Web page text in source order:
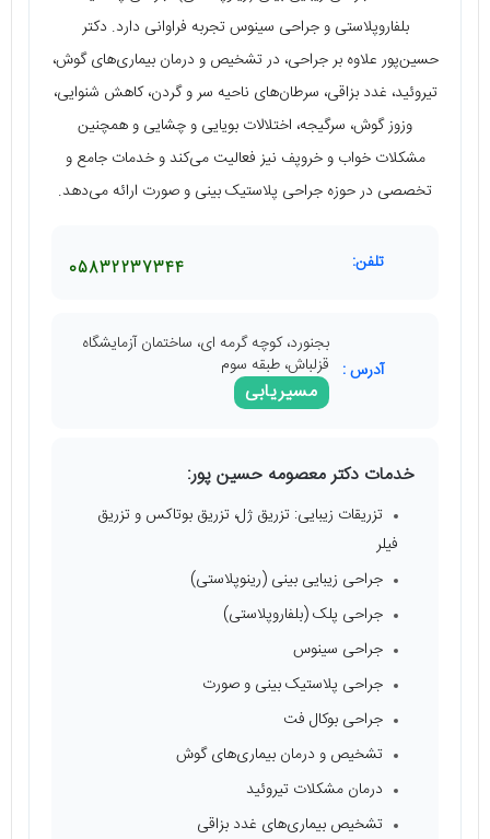
بلفاروپلاستی و جراحی سینوس تجربه فراوانی دارد. دکتر
حسین‌پور علاوه بر جراحی، در تشخیص و درمان بیماری‌های گوش،
تیروئید، غدد بزاقی، سرطان‌های ناحیه سر و گردن، کاهش شنوایی،
وزوز گوش، سرگیجه، اختلالات بویایی و چشایی و همچنین
مشکلات خواب و خروپف نیز فعالیت می‌کند و خدمات جامع و
تخصصی در حوزه جراحی پلاستیک بینی و صورت ارائه می‌دهد.
تلفن: 05832237344
آدرس :
بجنورد، کوچه گرمه ای، ساختمان آزمایشگاه
قزلباش، طبقه سوم
مسیریابی
خدمات دکتر معصومه حسین پور:
تزریقات زیبایی: تزریق ژل، تزریق بوتاکس و تزریق
فیلر
جراحی زیبایی بینی (رینوپلاستی)
جراحی پلک (بلفاروپلاستی)
جراحی سینوس
جراحی پلاستیک بینی و صورت
جراحی بوکال فت
تشخیص و درمان بیماری‌های گوش
درمان مشکلات تیروئید
تشخیص بیماری‌های غدد بزاقی